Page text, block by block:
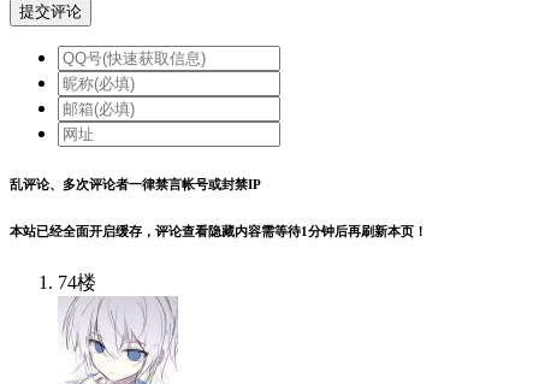
提交评论
乱评论、多次评论者一律禁言帐号或封禁IP
本站已经全面开启缓存，评论查看隐藏内容需等待1分钟后再刷新本页！
74楼